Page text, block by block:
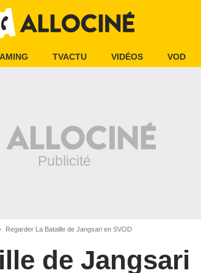
TVACTU VIDÉOS VOD
Regarder La Bataille de Jangsari en SVOD
de Jangsari